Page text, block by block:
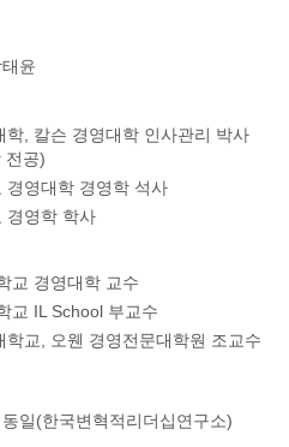
윤
학, 칼슨 경영대학 인사관리 박사
전공)
경영대학 경영학 석사
경영학 학사
교 경영대학 교수
교 IL School 부교수
학교, 오웬 경영전문대학원 조교수
동일(한국변혁적리더십연구소)